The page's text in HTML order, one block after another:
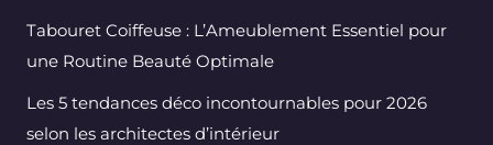
Tabouret Coiffeuse : L’Ameublement Essentiel pour
une Routine Beauté Optimale
Les 5 tendances déco incontournables pour 2026
selon les architectes d’intérieur